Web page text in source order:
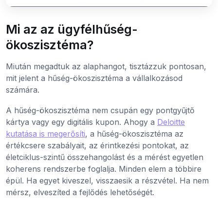
Mi az az ügyfélhűség-
ökoszisztéma?
Miután megadtuk az alaphangot, tisztázzuk pontosan,
mit jelent a hűség-ökoszisztéma a vállalkozásod
számára.
A hűség-ökoszisztéma nem csupán egy pontgyűjtő
kártya vagy egy digitális kupon. Ahogy a Deloitte
kutatása is megerősíti, a hűség-ökoszisztéma az
értékcsere szabályait, az érintkezési pontokat, az
életciklus-szintű összehangolást és a mérést egyetlen
koherens rendszerbe foglalja. Minden elem a többire
épül. Ha egyet kiveszel, visszaesik a részvétel. Ha nem
mérsz, elveszíted a fejlődés lehetőségét.